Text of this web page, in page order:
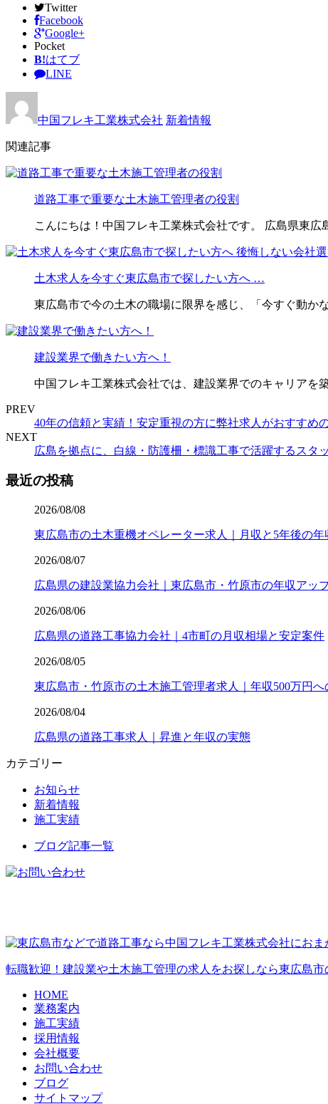
Twitter
Facebook
Google+
Pocket
B!はてブ
LINE
中国フレキ工業株式会社 新着情報
関連記事
道路工事で重要な土木施工管理者の役割
こんにちは！中国フレキ工業株式会社です。 広島県東
土木求人を今すぐ東広島市で探したい方へ …
東広島市で今の土木の職場に限界を感じ、「今すぐ動
建設業界で働きたい方へ！
中国フレキ工業株式会社では、建設業界でのキャリア
PREV
40年の信頼と実績！安定重視の方に弊社求人がおすすめ
NEXT
広島を拠点に、白線・防護柵・標識工事で活躍するスタ
最近の投稿
2026/08/08
東広島市の土木重機オペレーター求人｜月収と5年後の年
2026/08/07
広島県の建設業協力会社｜東広島市・竹原市の年収アッ
2026/08/06
広島県の道路工事協力会社｜4市町の月収相場と安定案件
2026/08/05
東広島市・竹原市の土木施工管理者求人｜年収500万円へ
2026/08/04
広島県の道路工事求人｜昇進と年収の実態
カテゴリー
お知らせ
新着情報
施工実績
ブログ記事一覧
転職歓迎！建設業や土木施工管理の求人をお探しなら東広島
HOME
業務案内
施工実績
採用情報
会社概要
お問い合わせ
ブログ
サイトマップ